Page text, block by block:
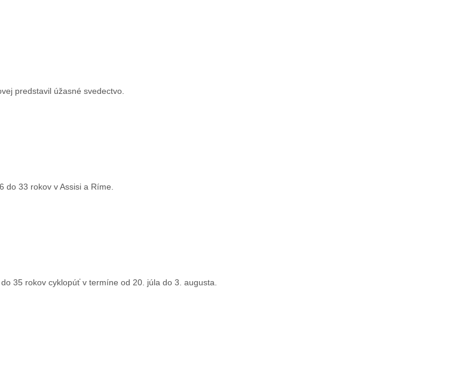
predstavil úžasné svedectvo.
do 33 rokov v Assisi a Ríme.
35 rokov cyklopúť v termíne od 20. júla do 3. augusta.